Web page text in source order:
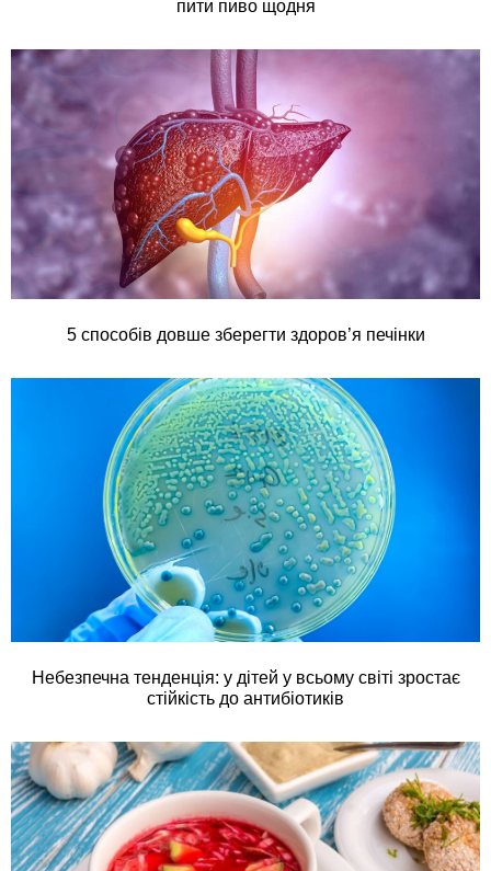
пити пиво щодня
5 способів довше зберегти здоров’я печінки
Небезпечна тенденція: у дітей у всьому світі зростає
стійкість до антибіотиків